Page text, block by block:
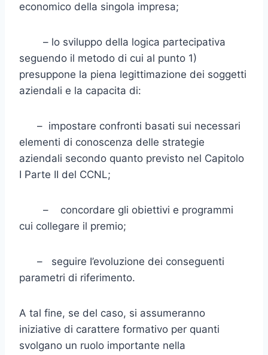
econo­mico della singola impresa;
– lo sviluppo della logica partecipativa
seguendo il metodo di cui al punto 1)
presuppone la piena legittimazione dei soggetti
aziendali e la capacita di:
– impostare confronti basati sui necessari
elementi di cono­scenza delle strategie
aziendali secondo quanto previsto nel Capitolo
I Parte II del CCNL;
– concordare gli obiettivi e programmi
cui collegare il premio;
– seguire I’evoluzione dei conseguenti
parametri di riferimen­to.
A tal fine, se del caso, si assumeranno
iniziative di carattere forma­tivo per quanti
svolgano un ruolo importante nella